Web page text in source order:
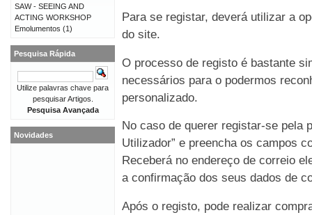
Para se registar, deverá utilizar a
do site.
O processo de registo é bastante
necessários para o podermos
personalizado.
No caso de querer registar-se pela
Utilizador” e preencha os campos
Receberá no endereço de correio
a confirmação dos seus dados de
Após o registo, pode realizar
SAW - SEEING AND
ACTING WORKSHOP
Emolumentos (1)
Pesquisa Rápida
Utilize palavras chave para
pesquisar Artigos.
Pesquisa Avançada
Novidades